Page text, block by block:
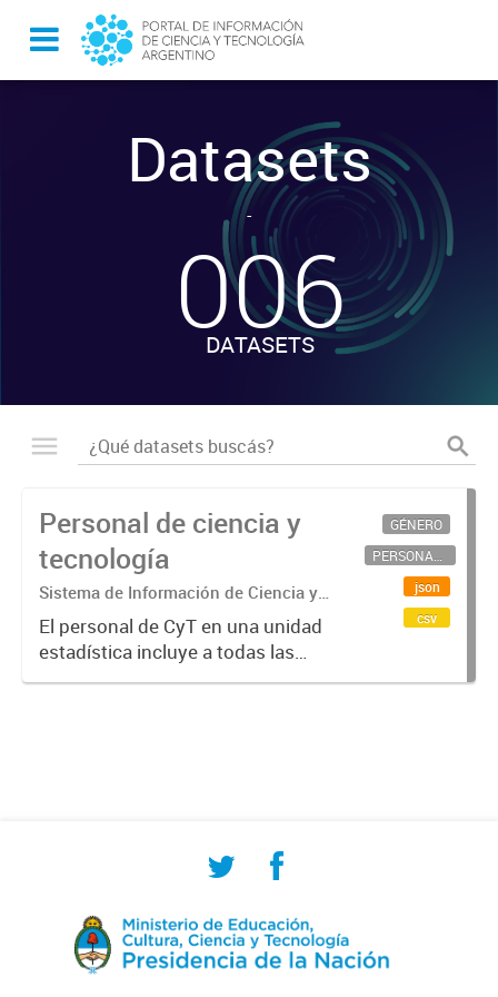
Datasets
-
006
DATASETS
Personal de ciencia y
tecnología
Sistema de Información de Ciencia y
Tecnología Argentino (SICYTAR)
El personal de CyT en una unidad
estadística incluye a todas las
personas involucradas
GÉNERO
PERSONAL CIENTÍFICO-TECNOLÓGICO
json
csv